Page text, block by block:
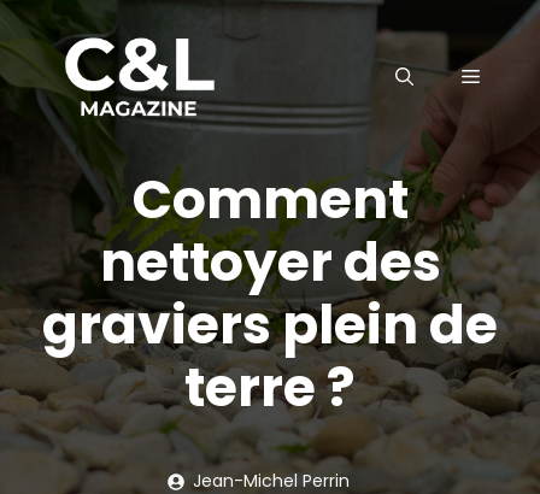
Aller
au
contenu
MENU
Comment
nettoyer des
graviers plein de
terre ?
Jean-Michel Perrin